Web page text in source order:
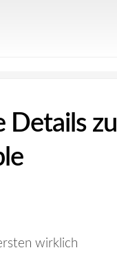
Details zu
wirklich